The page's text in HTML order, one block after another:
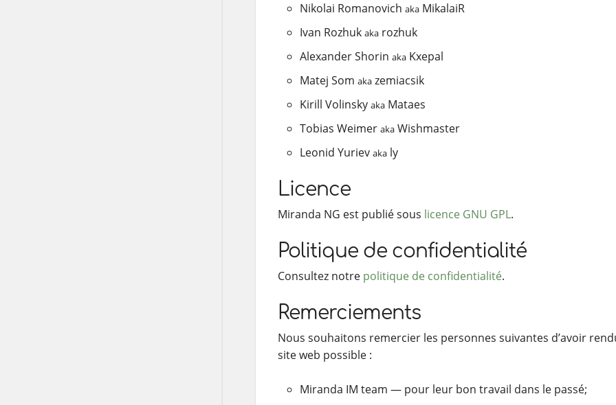
Nikolai Romanovich aka MikalaiR
Ivan Rozhuk aka rozhuk
Alexander Shorin aka Kxepal
Matej Som aka zemiacsik
Kirill Volinsky aka Mataes
Tobias Weimer aka Wishmaster
Leonid Yuriev aka ly
Licence
Miranda NG est publié sous licence GNU GPL.
Politique de confidentialité
Consultez notre politique de confidentialité.
Remerciements
Nous souhaitons remercier les personnes suivantes d’avoir
site web possible :
Miranda IM team — pour leur bon travail dans le passé;